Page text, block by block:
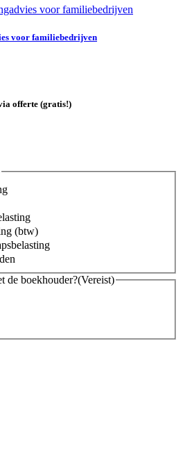
voor familiebedrijven
offerte (gratis!)
(btw)
de boekhouder?(Vereist)